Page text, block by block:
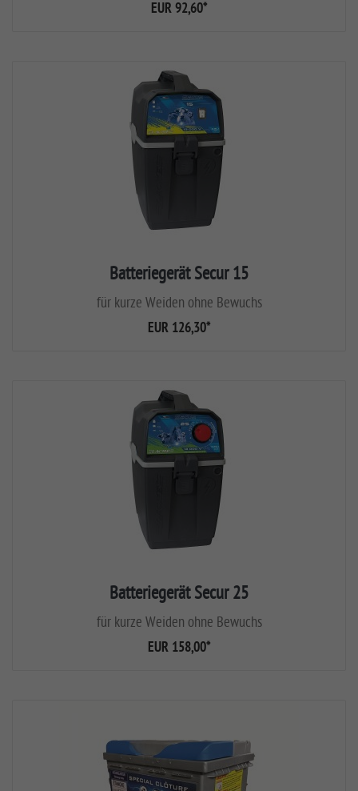
EUR 92,60*
Batteriegerät Secur 15
für kurze Weiden ohne Bewuchs
EUR 126,30*
Batteriegerät Secur 25
für kurze Weiden ohne Bewuchs
EUR 158,00*